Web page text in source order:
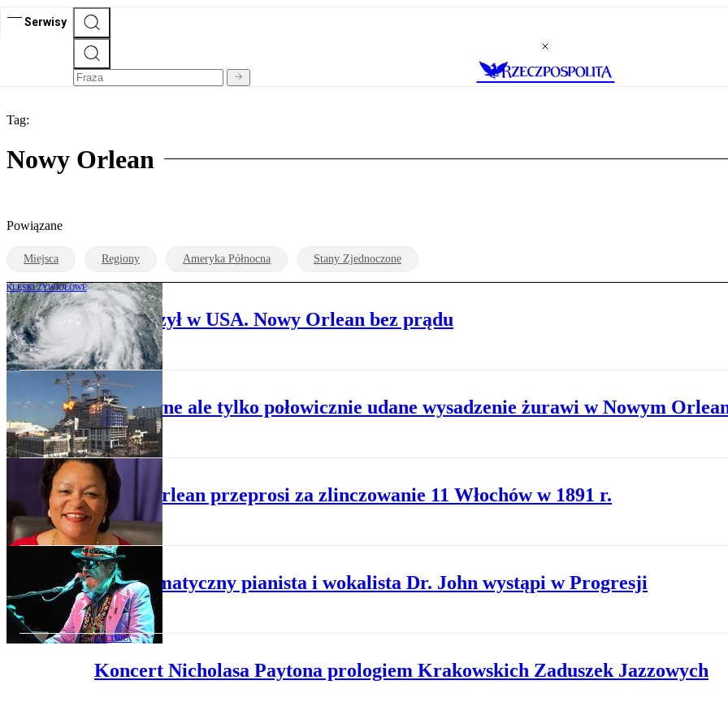
Serwisy
Tag:
Nowy Orlean
Powiązane
Miejsca Regiony Ameryka Północna Stany Zjednoczone
KLĘSKI ŻYWIOŁOWE
Huragan Ida uderzył w USA. Nowy Orlean bez prądu
WYDARZENIA
Efektowne ale tylko połowicznie udane wysadzenie żurawi w Nowym
HISTORIA
Nowy Orlean przeprosi za zlinczowanie 11 Włochów w 1891 r.
KULTURA
Charyzmatyczny pianista i wokalista Dr. John wystąpi w Progresji
KULTURA
Koncert Nicholasa Paytona prologiem Krakowskich Zaduszek Jazzowych